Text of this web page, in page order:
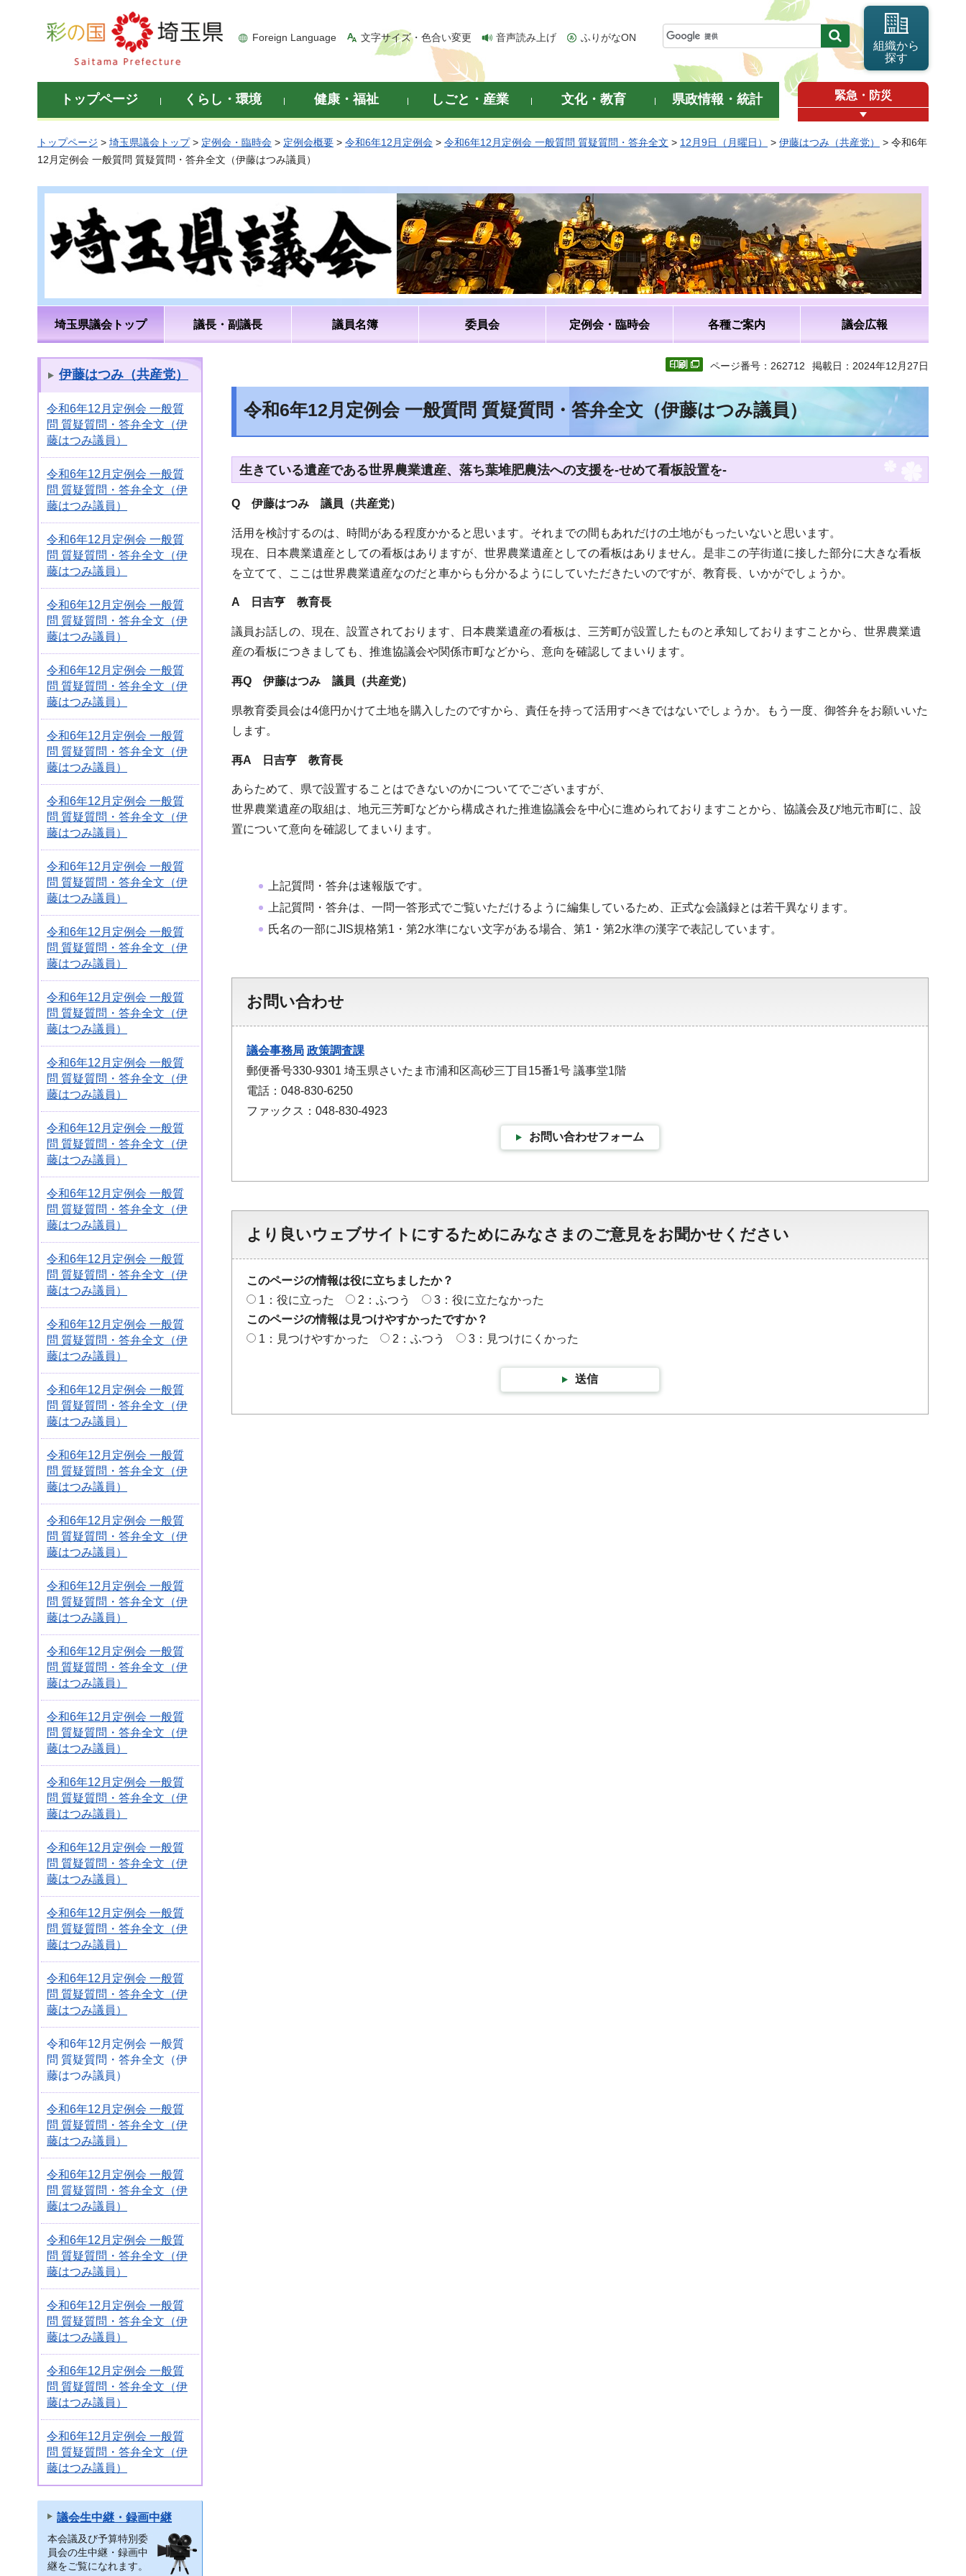
彩の国 埼玉県
Foreign Language 文字サイズ・色合い変更 音声読み上げ ふりがなON
組織から
探す
トップページ くらし・環境 健康・福祉 しごと・産業 文化・教育 県政情報・統計 緊急・防災
トップページ > 埼玉県議会トップ> 定例会・臨時会 > 定例会概要 > 令和6年12月定例会 > 令和6年12月定例会 一般質問 質疑質問・答弁全文 > 12月9日（月曜日） > 伊藤はつみ（共産党）
> 令和6年
12月定例会 一般質問 質疑質問・答弁全文（伊藤はつみ議員）
埼玉県議会トップ 議長・副議長 議員名簿 委員会 定例会・臨時会 各種ご案内 議会広報
伊藤はつみ（共産党）
令和6年12月定例会 一般質
問 質疑質問・答弁全文（伊
藤はつみ議員）
令和6年12月定例会 一般質
問 質疑質問・答弁全文（伊
藤はつみ議員）
令和6年12月定例会 一般質
問 質疑質問・答弁全文（伊
藤はつみ議員）
令和6年12月定例会 一般質
問 質疑質問・答弁全文（伊
藤はつみ議員）
令和6年12月定例会 一般質
問 質疑質問・答弁全文（伊
藤はつみ議員）
令和6年12月定例会 一般質
問 質疑質問・答弁全文（伊
藤はつみ議員）
令和6年12月定例会 一般質
問 質疑質問・答弁全文（伊
藤はつみ議員）
令和6年12月定例会 一般質
問 質疑質問・答弁全文（伊
藤はつみ議員）
令和6年12月定例会 一般質
問 質疑質問・答弁全文（伊
藤はつみ議員）
令和6年12月定例会 一般質
問 質疑質問・答弁全文（伊
藤はつみ議員）
令和6年12月定例会 一般質
問 質疑質問・答弁全文（伊
藤はつみ議員）
令和6年12月定例会 一般質
問 質疑質問・答弁全文（伊
藤はつみ議員）
令和6年12月定例会 一般質
問 質疑質問・答弁全文（伊
藤はつみ議員）
令和6年12月定例会 一般質
問 質疑質問・答弁全文（伊
藤はつみ議員）
令和6年12月定例会 一般質
問 質疑質問・答弁全文（伊
藤はつみ議員）
令和6年12月定例会 一般質
問 質疑質問・答弁全文（伊
藤はつみ議員）
令和6年12月定例会 一般質
問 質疑質問・答弁全文（伊
藤はつみ議員）
令和6年12月定例会 一般質
問 質疑質問・答弁全文（伊
藤はつみ議員）
令和6年12月定例会 一般質
問 質疑質問・答弁全文（伊
藤はつみ議員）
令和6年12月定例会 一般質
問 質疑質問・答弁全文（伊
藤はつみ議員）
令和6年12月定例会 一般質
問 質疑質問・答弁全文（伊
藤はつみ議員）
令和6年12月定例会 一般質
問 質疑質問・答弁全文（伊
藤はつみ議員）
令和6年12月定例会 一般質
問 質疑質問・答弁全文（伊
藤はつみ議員）
令和6年12月定例会 一般質
問 質疑質問・答弁全文（伊
藤はつみ議員）
令和6年12月定例会 一般質
問 質疑質問・答弁全文（伊
藤はつみ議員）
令和6年12月定例会 一般質
問 質疑質問・答弁全文（伊
藤はつみ議員）
令和6年12月定例会 一般質
問 質疑質問・答弁全文（伊
藤はつみ議員）
令和6年12月定例会 一般質
問 質疑質問・答弁全文（伊
藤はつみ議員）
令和6年12月定例会 一般質
問 質疑質問・答弁全文（伊
藤はつみ議員）
令和6年12月定例会 一般質
問 質疑質問・答弁全文（伊
藤はつみ議員）
令和6年12月定例会 一般質
問 質疑質問・答弁全文（伊
藤はつみ議員）
令和6年12月定例会 一般質
問 質疑質問・答弁全文（伊
藤はつみ議員）
議会生中継・録画中継
本会議及び予算特別委
員会の生中継・録画中
継をご覧になれます。
ページ番号：262712 掲載日：2024年12月27日
令和6年12月定例会 一般質問 質疑質問・答弁全文（伊藤はつみ議員）
生きている遺産である世界農業遺産、落ち葉堆肥農法への支援を-せめて看板設置を-
Q 伊藤はつみ 議員（共産党）
活用を検討するのは、時間がある程度かかると思います。それまでの間もあれだけの土地がもったいないと思います。
現在、日本農業遺産としての看板はありますが、世界農業遺産としての看板はありません。是非この芋街道に接した部分に大きな看板
を立てて、ここは世界農業遺産なのだと車からも分かるようにしていただきたいのですが、教育長、いかがでしょうか。
A 日吉亨 教育長
議員お話しの、現在、設置されております、日本農業遺産の看板は、三芳町が設置したものと承知しておりますことから、世界農業遺
産の看板につきましても、推進協議会や関係市町などから、意向を確認してまいります。
再Q 伊藤はつみ 議員（共産党）
県教育委員会は4億円かけて土地を購入したのですから、責任を持って活用すべきではないでしょうか。もう一度、御答弁をお願いいた
します。
再A 日吉亨 教育長
あらためて、県で設置することはできないのかについてでございますが、
世界農業遺産の取組は、地元三芳町などから構成された推進協議会を中心に進められておりますことから、協議会及び地元市町に、設
置について意向を確認してまいります。
上記質問・答弁は速報版です。
上記質問・答弁は、一問一答形式でご覧いただけるように編集しているため、正式な会議録とは若干異なります。
氏名の一部にJIS規格第1・第2水準にない文字がある場合、第1・第2水準の漢字で表記しています。
お問い合わせ
議会事務局 政策調査課
郵便番号330-9301 埼玉県さいたま市浦和区高砂三丁目15番1号 議事堂1階
電話：048-830-6250
ファックス：048-830-4923
お問い合わせフォーム
より良いウェブサイトにするためにみなさまのご意見をお聞かせください
このページの情報は役に立ちましたか？
1：役に立った
2：ふつう
3：役に立たなかった
このページの情報は見つけやすかったですか？
1：見つけやすかった
2：ふつう 3：見つけにくかった
送信